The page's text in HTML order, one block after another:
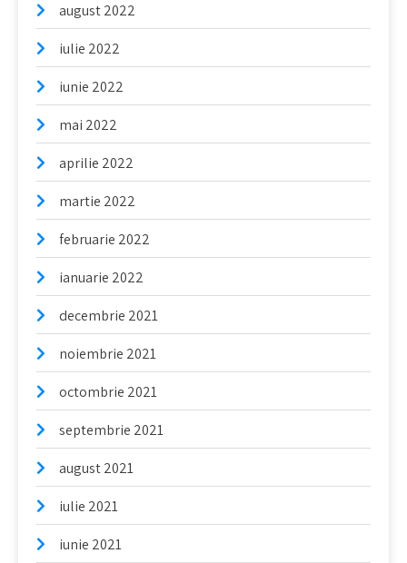
august 2022
iulie 2022
iunie 2022
mai 2022
aprilie 2022
martie 2022
februarie 2022
ianuarie 2022
decembrie 2021
noiembrie 2021
octombrie 2021
septembrie 2021
august 2021
iulie 2021
iunie 2021